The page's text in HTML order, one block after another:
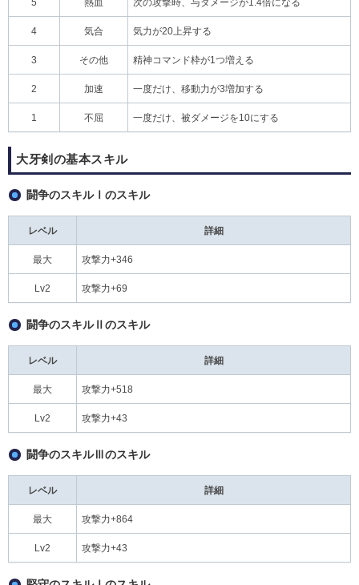
5 熱血 次の攻撃時、与ダメージが1.4倍になる
4 気合 気力が20上昇する
3 その他 精神コマンド枠が1つ増える
2 加速 一度だけ、移動力が3増加する
1 不屈 一度だけ、被ダメージを10にする
大牙剣の基本スキル
闘争のスキルⅠのスキル
レベル 詳細
最大 攻撃力+346
Lv2 攻撃力+69
闘争のスキルⅡのスキル
レベル 詳細
最大 攻撃力+518
Lv2 攻撃力+43
闘争のスキルⅢのスキル
レベル 詳細
最大 攻撃力+864
Lv2 攻撃力+43